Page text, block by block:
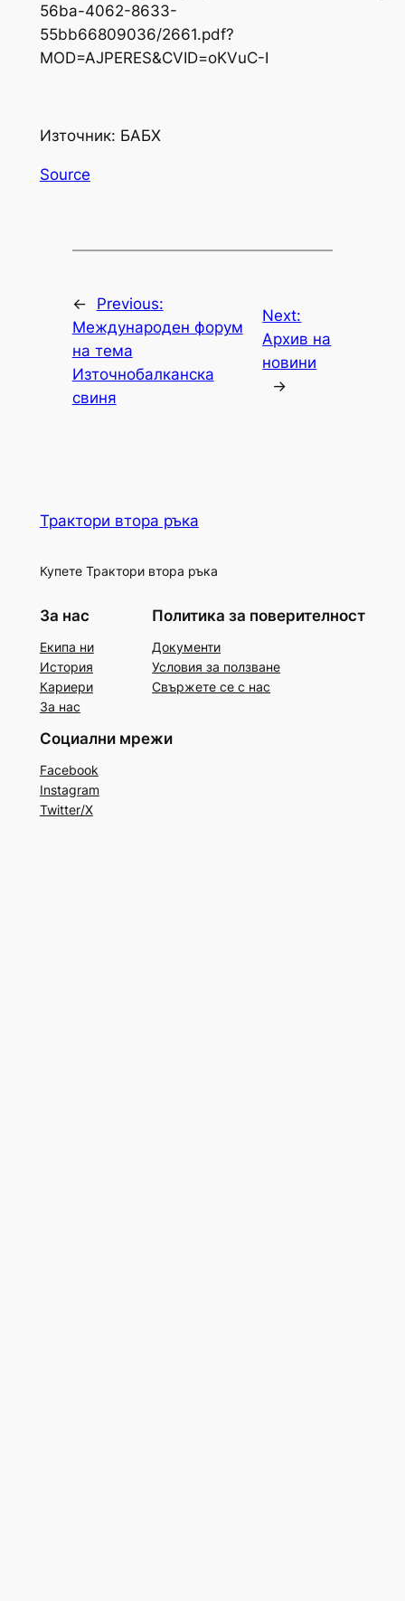
56ba-4062-8633-
55bb66809036/2661.pdf?
MOD=AJPERES&CVID=oKVuC-I
Източник: БАБХ
Source
←
Previous:
Международен форум
на тема
Източнобалканска
свиня
Next:
Архив на
новини
→
Трактори втора ръка
Купете Трактори втора ръка
За нас
Екипа ни
История
Кариери
За нас
Политика за поверителност
Документи
Условия за ползване
Свържете се с нас
Социални мрежи
Facebook
Instagram
Twitter/X